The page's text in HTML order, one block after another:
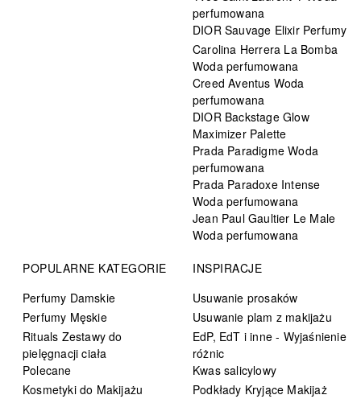
perfumowana
DIOR Sauvage Elixir Perfumy
Carolina Herrera La Bomba
Woda perfumowana
Creed Aventus Woda
perfumowana
DIOR Backstage Glow
Maximizer Palette
Prada Paradigme Woda
perfumowana
Prada Paradoxe Intense
Woda perfumowana
Jean Paul Gaultier Le Male
Woda perfumowana
POPULARNE KATEGORIE
Perfumy Damskie
Perfumy Męskie
Rituals Zestawy do
pielęgnacji ciała
Polecane
Kosmetyki do Makijażu
INSPIRACJE
Usuwanie prosaków
Usuwanie plam z makijażu
EdP, EdT i inne - Wyjaśnienie
różnic
Kwas salicylowy
Podkłady Kryjące Makijaż